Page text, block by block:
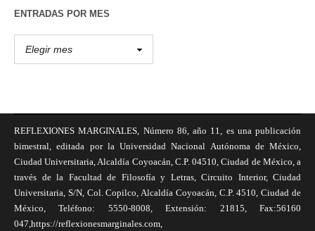
ENTRADAS POR MES
REFLEXIONES MARGINALES, Número 86, año 11, es una publicación
bimestral, editada por la Universidad Nacional Autónoma de México,
Ciudad Universitaria, Alcaldía Coyoacán, C.P. 04510, Ciudad de México, a
través de la Facultad de Filosofía y Letras, Circuito Interior, Ciudad
Universitaria, S/N, Col. Copilco, Alcaldía Coyoacán, C.P. 4510, Ciudad de
México, Teléfono: 5550-8008, Extensión: 21815, Fax:56160
047,https://reflexionesmarginales.com,